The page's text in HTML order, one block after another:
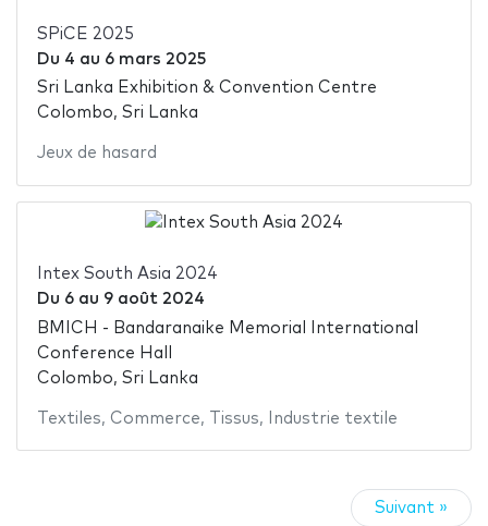
SPiCE 2025
Du 4 au 6 mars 2025
Sri Lanka Exhibition & Convention Centre
Colombo, Sri Lanka
Jeux de hasard
Intex South Asia 2024
Du 6au 9 août 2024
BMICH - Bandaranaike Memorial International
Conference Hall
Colombo, Sri Lanka
Textiles, Commerce, Tissus, Industrie textile
Suivant »